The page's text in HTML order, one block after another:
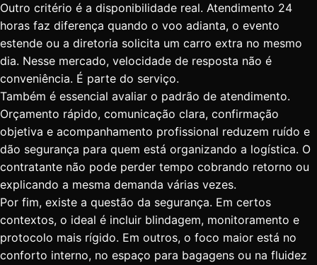
Outro critério é a disponibilidade real. Atendimento 24
horas faz diferença quando o voo adianta, o evento
estende ou a diretoria solicita um carro extra no mesmo
dia. Nesse mercado, velocidade de resposta não é
conveniência. É parte do serviço.
Também é essencial avaliar o padrão de atendimento.
Orçamento rápido, comunicação clara, confirmação
objetiva e acompanhamento profissional reduzem ruído e
dão segurança para quem está organizando a logística. O
contratante não pode perder tempo cobrando retorno ou
explicando a mesma demanda várias vezes.
Por fim, existe a questão da segurança. Em certos
contextos, o ideal é incluir blindagem, monitoramento e
protocolo mais rígido. Em outros, o foco maior está no
conforto interno, no espaço para bagagens ou na fluidez